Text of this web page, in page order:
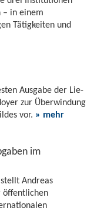
– in einem
Tätigkeiten und
Ausgabe der Lie-
zur Überwindung
vor. » mehr
im
Andreas
öffentlichen